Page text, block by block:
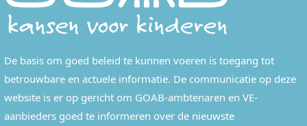
De basis om goed beleid te kunnen voeren is toegang tot
betrouwbare en actuele informatie. De communicatie op deze
website is er op gericht om GOAB-ambtenaren en VE-
aanbieders goed te informeren over de nieuwste